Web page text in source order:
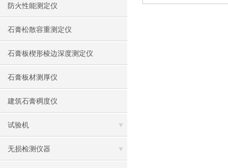
防火性能测定仪
石膏松散容重测定仪
石膏板楔形棱边深度测定仪
石膏板材测厚仪
建筑石膏稠度仪
试验机
无损检测仪器